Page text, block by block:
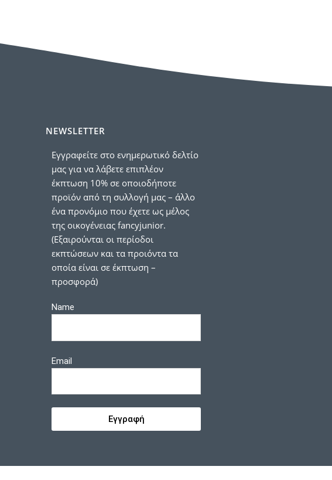
NEWSLETTER
Εγγραφείτε στο ενημερωτικό δελτίο
μας για να λάβετε επιπλέον
έκπτωση 10% σε οποιοδήποτε
προϊόν από τη συλλογή μας – άλλο
ένα προνόμιο που έχετε ως μέλος
της οικογένειας fancyjunior.
(Εξαιρούνται οι περίοδοι
εκπτώσεων και τα προιόντα τα
οποία είναι σε έκπτωση –
προσφορά)
Name
Email
Εγγραφή